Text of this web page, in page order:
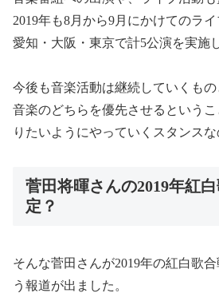
2019年も8月から9月にかけてのラ
愛知・大阪・東京で計5公演を実施
今後も音楽活動は継続していくも
音楽のどちらを優先させるという
りたいようにやっていくスタンスな
菅田将暉さんの2019年紅
定？
そんな菅田さんが2019年の紅白歌
う報道が出ました。